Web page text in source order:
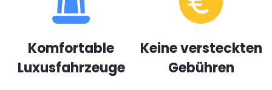
Komfortable
Luxusfahrzeuge
Keine versteckten
Gebühren